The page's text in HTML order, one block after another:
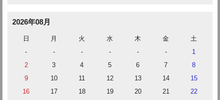
2026年08月
日 月 火 水 木 金
土
-
- - - - -
1
2
3 4 5 6 7
8
9
10 11 12 13 14
15
16
17 18 19 20 21
22